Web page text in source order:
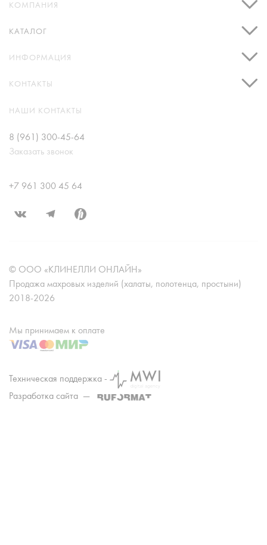
КОМПАНИЯ
КАТАЛОГ
ИНФОРМАЦИЯ
КОНТАКТЫ
НАШИ КОНТАКТЫ
8 (961) 300-45-64
Заказать звонок
+7 961 300 45 64
© ООО «КЛИНЕЛЛИ ОНЛАЙН»
Продажа махровых изделий (халаты, полотенца, простыни)
2018-2026
Мы принимаем к оплате
Техническая поддержка -
Разработка сайта —